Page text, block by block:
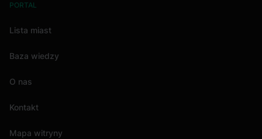
PORTAL
Lista miast
Baza wiedzy
O nas
Kontakt
Mapa witryny